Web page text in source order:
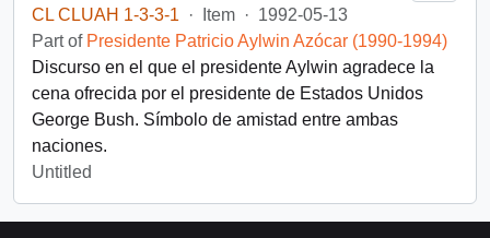
CL CLUAH 1-3-3-1
· Item · 1992-05-13
Part of Presidente Patricio Aylwin Azócar (1990-1994)
Discurso en el que el presidente Aylwin agradece la
cena ofrecida por el presidente de Estados Unidos
George Bush. Símbolo de amistad entre ambas
naciones.
Untitled